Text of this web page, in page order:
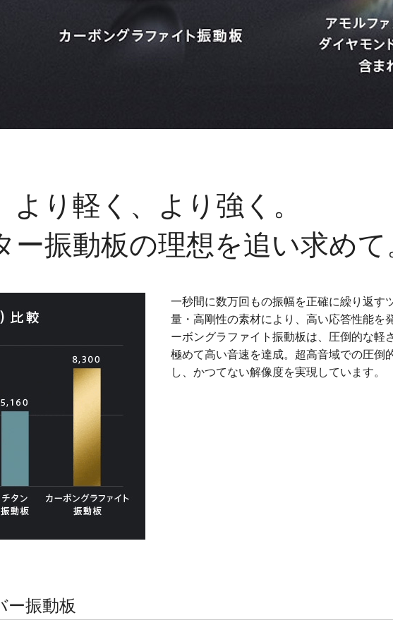
より軽く、より強く。
ー振動板の理想を追い求めて
一秒間に数万回もの振幅を正確に繰り返す
量・高剛性の素材により、高い応答性能を
ーボングラファイト振動板は、圧倒的な軽
極めて高い音速を達成。超高音域での圧倒
し、かつてない解像度を実現しています。
ー振動板